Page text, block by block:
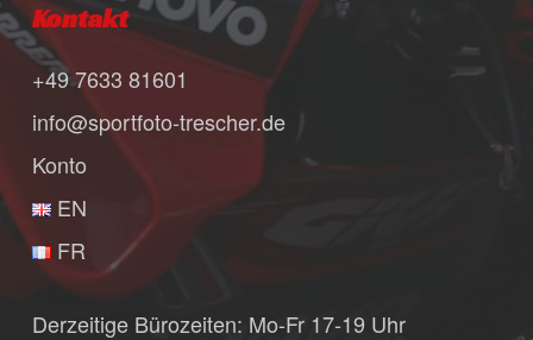
Kontakt
+49 7633 81601
info@sportfoto-trescher.de
Konto
EN
FR
Derzeitige Bürozeiten: Mo-Fr 17-19 Uhr